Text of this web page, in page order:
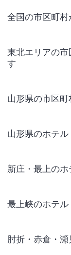
全国の市区町
東北エリアの
す
山形県の市区
山形県のホテ
新庄・最上の
最上峡のホテ
肘折・赤倉・